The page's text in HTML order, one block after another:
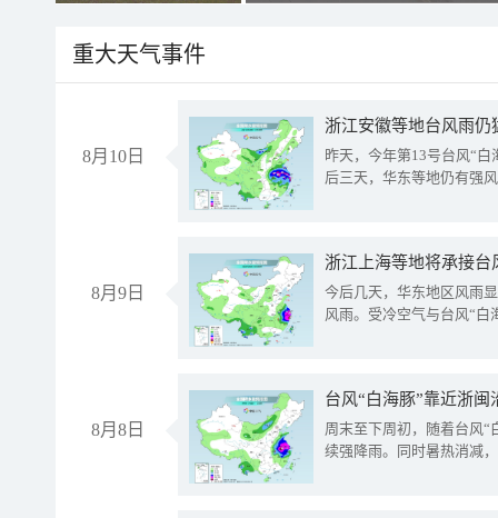
重大天气事件
8月10日
浙江安徽等地台风雨
昨天，今年第13号台风“
后三天，华东等地仍有强
8月9日
浙江上海等地将承接台
今后几天，华东地区风雨
风雨。受冷空气与台风“白
8月8日
台风“白海豚”靠近浙
周末至下周初，随着台风“
续强降雨。同时暑热消减